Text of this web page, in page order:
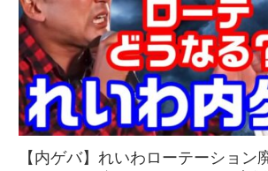
【内ゲバ】れいわローテーション